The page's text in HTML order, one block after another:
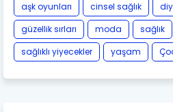
aşk oyunları
cinsel sağlık
güzellik sırları
moda sağlık
sağlıklı yiyecekler
yaşam